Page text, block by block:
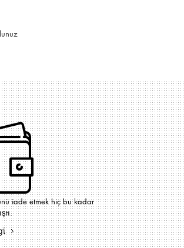
iade etmek hiç bu kadar